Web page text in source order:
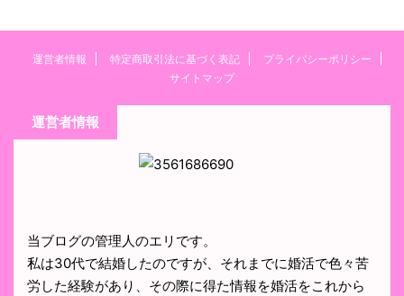
運営者情報 特定商取引法に基づく表記
プライバシーポリシー
サイトマップ
運営者情報
当ブログの管理人のエリです。
私は30代で結婚したのですが、それまでに婚活で色々苦
労した経験があり、その際に得た情報を婚活をこれから